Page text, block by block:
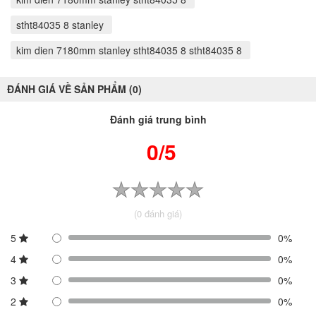
stht84035 8 stanley
kim dien 7180mm stanley stht84035 8 stht84035 8
ĐÁNH GIÁ VỀ SẢN PHẨM (0)
Đánh giá trung bình
0/5
(0 đánh giá)
5
0%
4
0%
3
0%
2
0%